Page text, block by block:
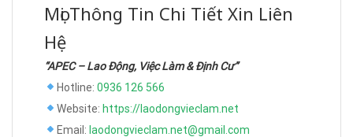
Mọi Thông Tin Chi Tiết Xin Liên
Hệ
“APEC – Lao Động, Việc Làm & Định Cư”
Hotline: 0936 126 566
Website: https://laodongvieclam.net
Email: laodongvieclam.net@gmail.com